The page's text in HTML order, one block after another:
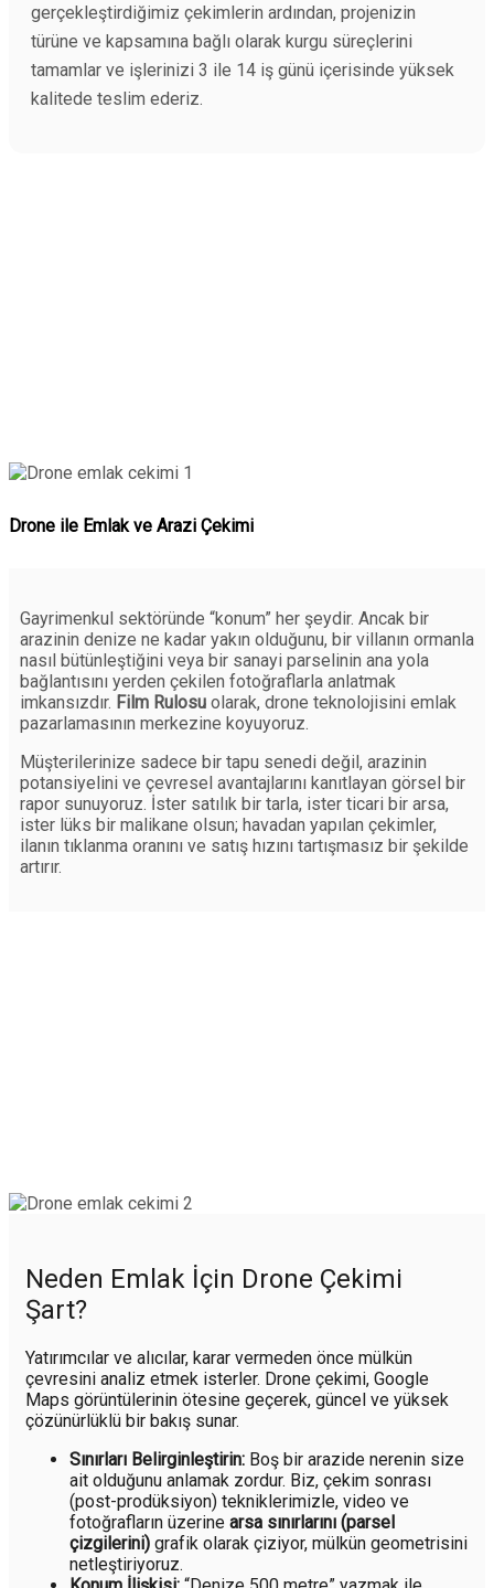
gerçekleştirdiğimiz çekimlerin ardından, projenizin
türüne ve kapsamına bağlı olarak kurgu süreçlerini
tamamlar ve işlerinizi 3 ile 14 iş günü içerisinde yüksek
kalitede teslim ederiz.
Drone ile Emlak ve Arazi Çekimi
Gayrimenkul sektöründe “konum” her şeydir. Ancak bir
arazinin denize ne kadar yakın olduğunu, bir villanın ormanla
nasıl bütünleştiğini veya bir sanayi parselinin ana yola
bağlantısını yerden çekilen fotoğraflarla anlatmak
imkansızdır. Film Rulosu olarak, drone teknolojisini emlak
pazarlamasının merkezine koyuyoruz.
Müşterilerinize sadece bir tapu senedi değil, arazinin
potansiyelini ve çevresel avantajlarını kanıtlayan görsel bir
rapor sunuyoruz. İster satılık bir tarla, ister ticari bir arsa,
ister lüks bir malikane olsun; havadan yapılan çekimler,
ilanın tıklanma oranını ve satış hızını tartışmasız bir şekilde
artırır.
Neden Emlak İçin Drone Çekimi
Şart?
Yatırımcılar ve alıcılar, karar vermeden önce mülkün
çevresini analiz etmek isterler. Drone çekimi, Google
Maps görüntülerinin ötesine geçerek, güncel ve yüksek
çözünürlüklü bir bakış sunar.
Sınırları Belirginleştirin: Boş bir arazide nerenin size
ait olduğunu anlamak zordur. Biz, çekim sonrası
(post-prodüksiyon) tekniklerimizle, video ve
fotoğrafların üzerine arsa sınırlarını (parsel
çizgilerini) grafik olarak çiziyor, mülkün geometrisini
netleştiriyoruz.